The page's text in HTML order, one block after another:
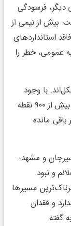
فرسودگی
بیش از نیمی از
استانداردهای
عمومی، خطر را
با وجود
اصلاح ۸۰۰ نقطه پرخطر در سال ۱۴۰۴، هنوز بیش از ۹۰۰ نقطه
باقی مانده
و مشهد-
و نبود
مسیرها
و فقدان
گفته